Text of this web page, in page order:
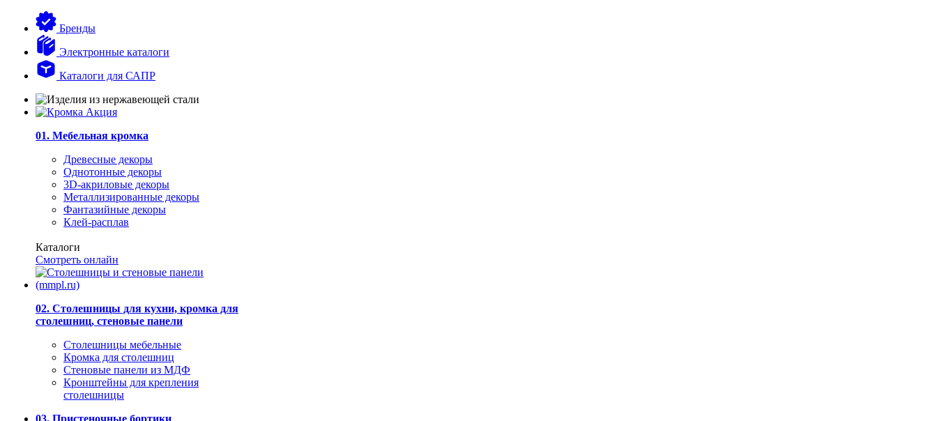
Бренды
Электронные каталоги
Каталоги для САПР
01. Мебельная кромка
Древесные декоры
Однотонные декоры
3D-акриловые декоры
Металлизированные декоры
Фантазийные декоры
Клей-расплав
Каталоги
Смотреть онлайн
02. Столешницы для кухни, кромка для
столешниц, стеновые панели
Столешницы мебельные
Кромка для столешниц
Стеновые панели из МДФ
Кронштейны для крепления
столешницы
03. Пристеночные бортики